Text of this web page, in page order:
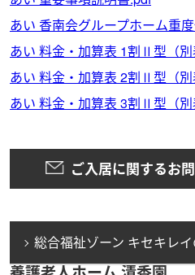
総合福祉ゾーン キセキレ
あい 香南会グループホーム重
あい 料金・加算表 1割Ⅱ型（
あい 料金・加算表 2割Ⅱ型（
あい 料金・加算表 3割Ⅱ型（
ご入居に関するお